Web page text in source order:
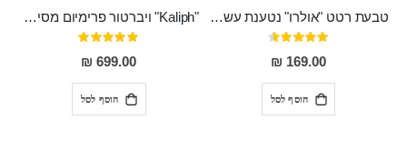
טבעת רטט "אולרו" נטענת עשויה סיליקון רפואי עם רטט חזק ומטריף חושים
דירוג:
91%
169.00 ₪
הוסף לסל
"Kaliph" ויברטור פרימיום מסיליקון רפואי , נטען, שקט במיוחד, מסתובב ומתפתל, שמנמן עם חדירה 14 סמ
דירוג:
100%
699.00 ₪
הוסף לסל